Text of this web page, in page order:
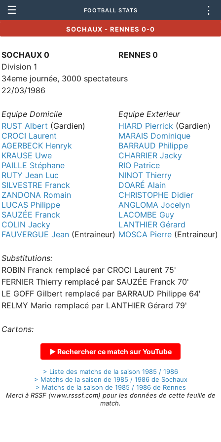
☰ FOOTBALL STATS ⋮
SOCHAUX - RENNES 0-0
SOCHAUX 0
RENNES 0
Division 1
34eme journée, 3000 spectateurs
22/03/1986
Equipe Domicile
Equipe Exterieur
RUST Albert (Gardien)
CROCI Laurent
AGERBECK Henryk
KRAUSE Uwe
PAILLE Stéphane
RUTY Jean Luc
SILVESTRE Franck
ZANDONA Romain
LUCAS Philippe
SAUZÉE Franck
COLIN Jacky
FAUVERGUE Jean (Entraineur)
HIARD Pierrick (Gardien)
MARAIS Dominique
BARRAUD Philippe
CHARRIER Jacky
RIO Patrice
NINOT Thierry
DOARÉ Alain
CHRISTOPHE Didier
ANGLOMA Jocelyn
LACOMBE Guy
LANTHIER Gérard
MOSCA Pierre (Entraineur)
Substitutions:
ROBIN Franck remplacé par CROCI Laurent 75'
FERNIER Thierry remplacé par SAUZÉE Franck 70'
LE GOFF Gilbert remplacé par BARRAUD Philippe 64'
RELMY Mario remplacé par LANTHIER Gérard 79'
Cartons:
▶ Rechercher ce match sur YouTube
> Liste des matchs de la saison 1985 / 1986
> Matchs de la saison de 1985 / 1986 de Sochaux
> Matchs de la saison de 1985 / 1986 de Rennes
Merci à RSSF (www.rsssf.com) pour les données de cette feuille de
match.